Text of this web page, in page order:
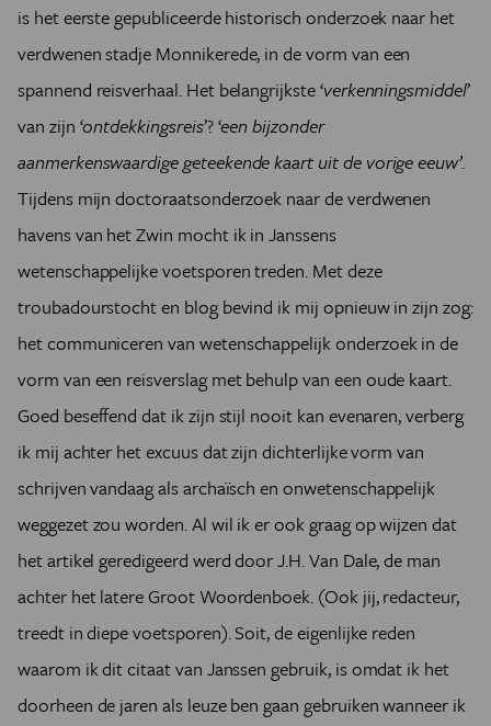
is het eerste gepubliceerde historisch onderzoek naar het
verdwenen stadje Monnikerede, in de vorm van een
spannend reisverhaal. Het belangrijkste ‘verkenningsmiddel’
van zijn ‘ontdekkingsreis’? ‘een bijzonder
aanmerkenswaardige geteekende kaart uit de vorige eeuw’.
Tijdens mijn doctoraatsonderzoek naar de verdwenen
havens van het Zwin mocht ik in Janssens
wetenschappelijke voetsporen treden. Met deze
troubadourstocht en blog bevind ik mij opnieuw in zijn zog:
het communiceren van wetenschappelijk onderzoek in de
vorm van een reisverslag met behulp van een oude kaart.
Goed beseffend dat ik zijn stijl nooit kan evenaren, verberg
ik mij achter het excuus dat zijn dichterlijke vorm van
schrijven vandaag als archaïsch en onwetenschappelijk
weggezet zou worden. Al wil ik er ook graag op wijzen dat
het artikel geredigeerd werd door J.H. Van Dale, de man
achter het latere Groot Woordenboek. (Ook jij, redacteur,
treedt in diepe voetsporen). Soit, de eigenlijke reden
waarom ik dit citaat van Janssen gebruik, is omdat ik het
doorheen de jaren als leuze ben gaan gebruiken wanneer ik